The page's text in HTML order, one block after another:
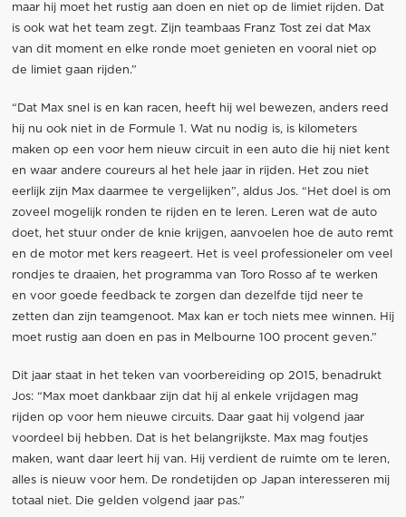
maar hij moet het rustig aan doen en niet op de limiet rijden. Dat
is ook wat het team zegt. Zijn teambaas Franz Tost zei dat Max
van dit moment en elke ronde moet genieten en vooral niet op
de limiet gaan rijden.”
“Dat Max snel is en kan racen, heeft hij wel bewezen, anders reed
hij nu ook niet in de Formule 1. Wat nu nodig is, is kilometers
maken op een voor hem nieuw circuit in een auto die hij niet kent
en waar andere coureurs al het hele jaar in rijden. Het zou niet
eerlijk zijn Max daarmee te vergelijken”, aldus Jos. “Het doel is om
zoveel mogelijk ronden te rijden en te leren. Leren wat de auto
doet, het stuur onder de knie krijgen, aanvoelen hoe de auto remt
en de motor met kers reageert. Het is veel professioneler om veel
rondjes te draaien, het programma van Toro Rosso af te werken
en voor goede feedback te zorgen dan dezelfde tijd neer te
zetten dan zijn teamgenoot. Max kan er toch niets mee winnen. Hij
moet rustig aan doen en pas in Melbourne 100 procent geven.”
Dit jaar staat in het teken van voorbereiding op 2015, benadrukt
Jos: “Max moet dankbaar zijn dat hij al enkele vrijdagen mag
rijden op voor hem nieuwe circuits. Daar gaat hij volgend jaar
voordeel bij hebben. Dat is het belangrijkste. Max mag foutjes
maken, want daar leert hij van. Hij verdient de ruimte om te leren,
alles is nieuw voor hem. De rondetijden op Japan interesseren mij
totaal niet. Die gelden volgend jaar pas.”